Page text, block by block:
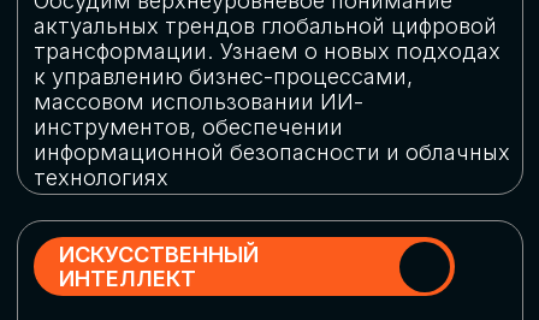
Выясним, как в наши дни уверенно
защищать свой бизнес от киберугроз
Узнаем, в каких отраслях ИИ
«материализуется», какие роботы
решают сложные бизнес-задачи, а где
только обсуждают концепции
роботизации и потенциальные бюджеты
на тестирование образцов